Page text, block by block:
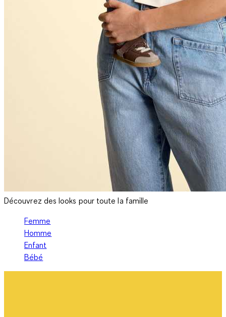
Découvrez des looks pour toute la famille
Femme
Homme
Enfant
Bébé